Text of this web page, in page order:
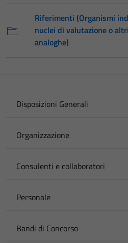
Riferimenti (Organismi
nuclei di valutazione o
analoghe)
Disposizioni Generali
Organizzazione
Consulenti e collaboratori
Personale
Bandi di Concorso